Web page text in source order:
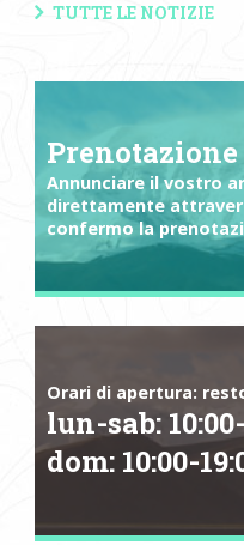
TUTTE LE NOTIZIE
Annunciare il vostro
direttamente
confermo la
Orari di apertura:
lun-sab: 10:00-
dom: 10:00-